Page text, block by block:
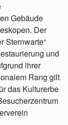
Gebäude
Der
Sternwarte“
und
ihrer
Rang gilt
das Kulturerbe